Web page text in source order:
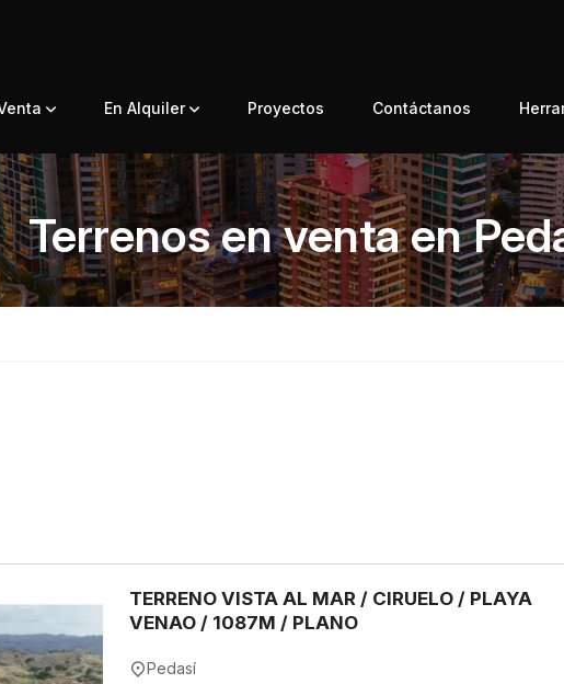
En Alquiler Proyectos Contáctanos
Terrenos en venta en
TERRENO VISTA AL MAR / CIRUELO / PLAYA
VENAO / 1087M / PLANO
Pedasí